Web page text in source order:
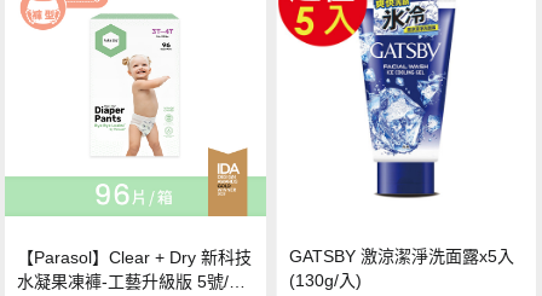
【Parasol】Clear + Dry 新科技
水凝果凍褲-工藝升級版 5號/XL
GATSBY 激涼潔淨洗面露x5入
(130g/入)